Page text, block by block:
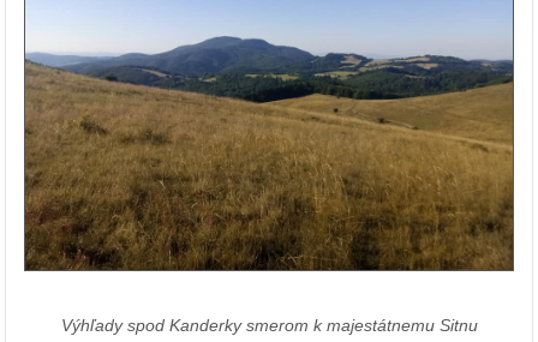
Výhľadyspod Kanderkysmerom k majestátnemu Sitnu